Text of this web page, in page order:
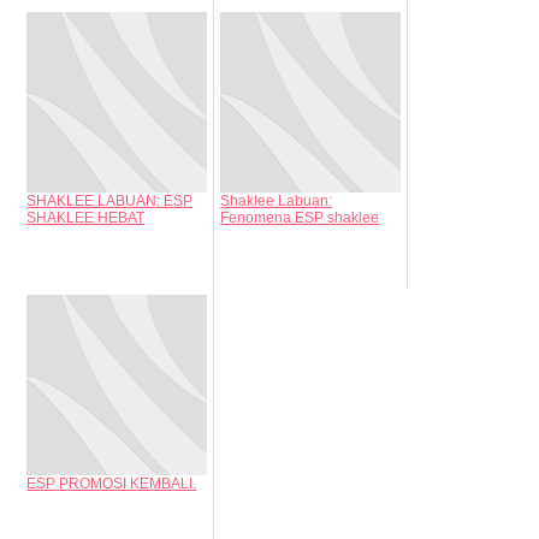
SHAKLEE LABUAN: ESP
SHAKLEE HEBAT
Shaklee Labuan:
Fenomena ESP shaklee
ESP PROMOSI KEMBALI.